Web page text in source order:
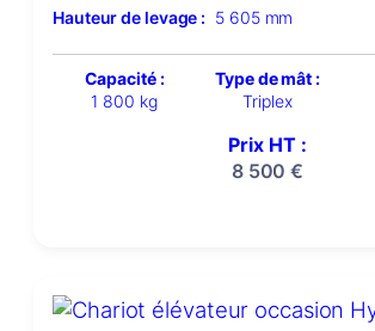
Hauteur de levage : 5 605 mm
Capacité :
1 800 kg
Type de mât :
Triplex
Prix HT :
8 500€